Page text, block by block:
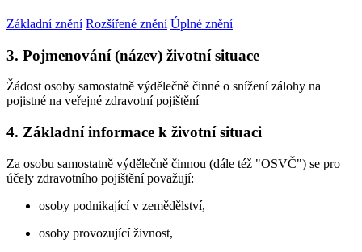
Základní znění Rozšířené znění Úplné znění
3. Pojmenování (název) životní situace
Žádost osoby samostatně výdělečně činné o snížení zálohy na
pojistné na veřejné zdravotní pojištění
4. Základní informace k životní situaci
Za osobu samostatně výdělečně činnou (dále též "OSVČ") se pro
účely zdravotního pojištění považují:
osoby podnikající v zemědělství,
osoby provozující živnost,